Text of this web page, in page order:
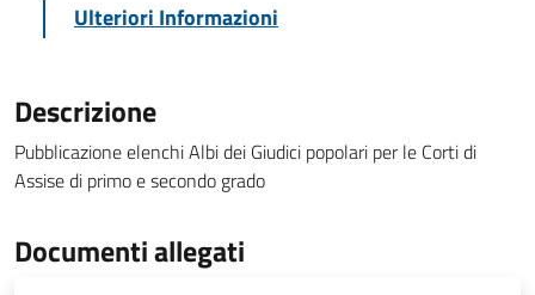
Ulteriori Informazioni
Descrizione
Pubblicazione elenchi Albi dei Giudici popolari per le Corti di
Assise di primo e secondo grado
Documenti allegati